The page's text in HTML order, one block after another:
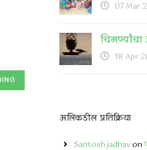
07 Mar
चिमण्यांचा
18 Apr
अलिकडील प्रतिक्रिया
Santosh jadhavon